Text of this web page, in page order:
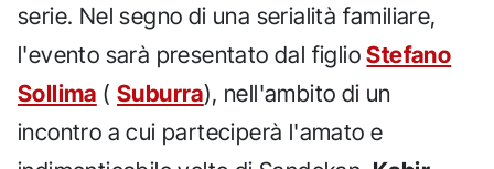
serie. Nel segno di una serialità familiare,
l'evento sarà presentato dal figlioStefano
Sollima (Suburra), nell'ambito di un
incontro a cui parteciperà l'amato e